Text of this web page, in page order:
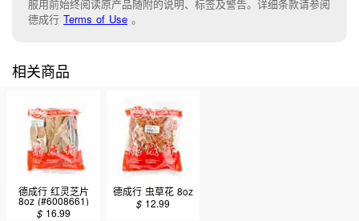
服用前始终阅读原产品随附的说明、 标签及警告。 详细条款请参阅
德成行 Terms of Use 。
相关商品
德成行 红灵芝片
8oz (#6008661)
$ 16.99
德成行 虫草花 8oz
$ 12.99